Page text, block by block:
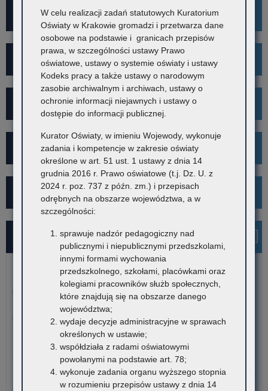
Wykaz szkół i placówek
Rekrutacja
Mediacje
Projekt Kibicuj z Klasą
Kampania społeczna "Ustal z Babcią Hasło"
Najnowsze informacje
5 sierpnia 2026
Ogłoszenie o naborze kandydatów na stanowisko doradcy
metodycznego dla nauczycieli szkół i placówek znajdujących
się na terenie województwa małopolskiego
Kuratorium Oświaty w Krakowie ogłasza nabór kandydatów na
stanowisko doradców…
Czytaj więcej
W celu realizacji zadań statutowych Kuratorium
Oświaty w Krakowie gromadzi i przetwarza dane
osobowe na podstawie i granicach przepisów
prawa, w szczególności ustawy Prawo
oświatowe, ustawy o systemie oświaty i ustawy
Kodeks pracy a także ustawy o narodowym
zasobie archiwalnym i archiwach, ustawy o
ochronie informacji niejawnych i ustawy o
dostępie do informacji publicznej.
Kurator Oświaty, w imieniu Wojewody, wykonuje
zadania i kompetencje w zakresie oświaty
określone w art. 51 ust. 1 ustawy z dnia 14
grudnia 2016 r. Prawo oświatowe (t.j. Dz. U. z
2024 r. poz. 737 z późn. zm.) i przepisach
odrębnych na obszarze województwa, a w
szczególności:
sprawuje nadzór pedagogiczny nad
publicznymi i niepublicznymi przedszkolami,
innymi formami wychowania
przedszkolnego, szkołami, placówkami oraz
kolegiami pracowników służb społecznych,
które znajdują się na obszarze danego
województwa;
wydaje decyzje administracyjne w sprawach
określonych w ustawie;
współdziała z radami oświatowymi
powołanymi na podstawie art. 78;
wykonuje zadania organu wyższego stopnia
w rozumieniu przepisów ustawy z dnia 14